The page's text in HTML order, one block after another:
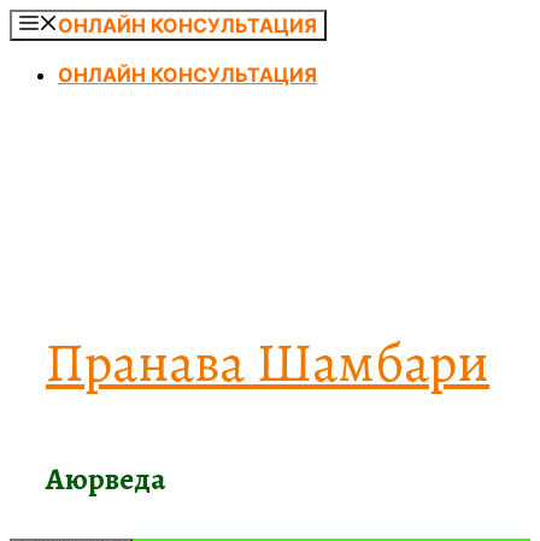
Перейти
содержимому
ОНЛАЙН КОНСУЛЬТАЦИЯ
ОНЛАЙН КОНСУЛЬТАЦИЯ
Пранава Шамбари
Аюрведа